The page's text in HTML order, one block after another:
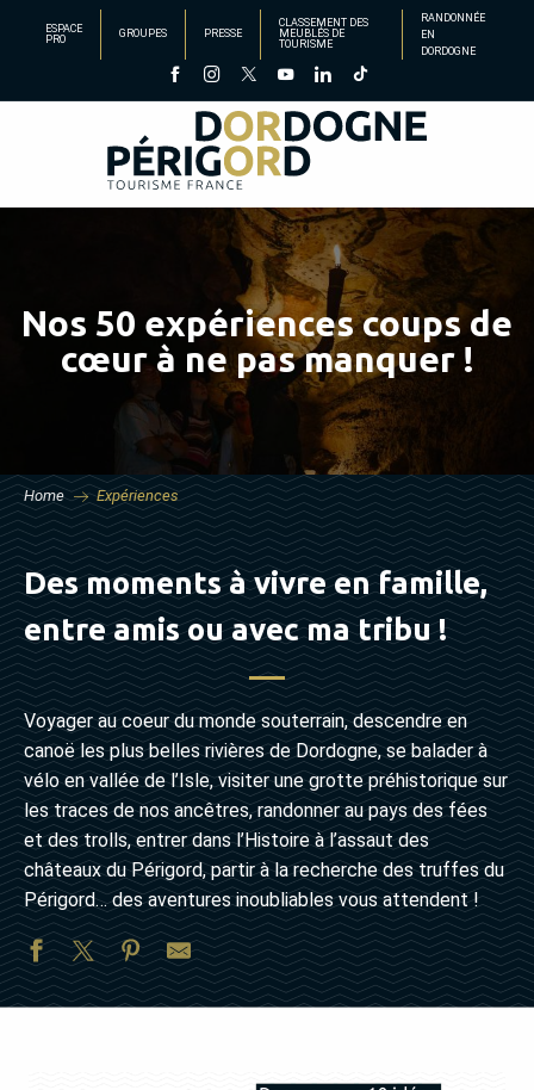
principal
ESPACE
PRO
GROUPES PRESSE
CLASSEMENT DES
MEUBLÉS DE
TOURISME
RANDONNÉE
EN
DORDOGNE
Nos 50 expériences coups de
cœur à ne pas manquer !
Home Expériences
Des moments à vivre en famille,
entre amis ou avec ma tribu !
Voyager au coeur du monde souterrain, descendre en
canoë les plus belles rivières de Dordogne, se balader à
vélo en vallée de l’Isle, visiter une grotte préhistorique sur
les traces de nos ancêtres, randonner au pays des fées
et des trolls, entrer dans l’Histoire à l’assaut des
châteaux du Périgord, partir à la recherche des truffes du
Périgord… des aventures inoubliables vous attendent !